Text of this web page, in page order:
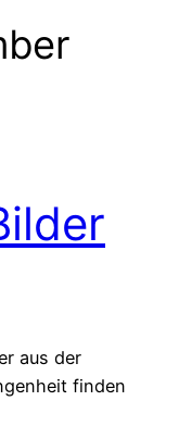
aus der
finden